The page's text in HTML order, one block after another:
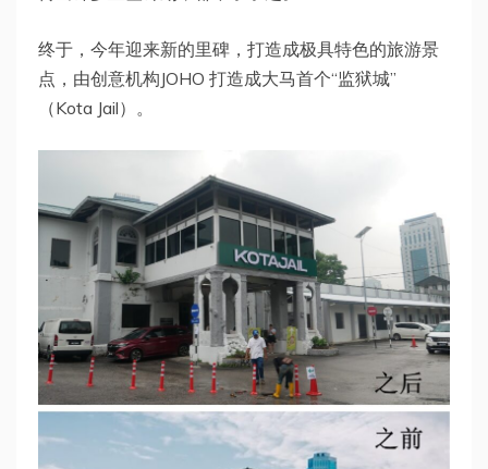
终于，今年迎来新的里碑，打造成极具特色的旅游景
点，由创意机构JOHO 打造成大马首个“监狱城”
（Kota Jail）。